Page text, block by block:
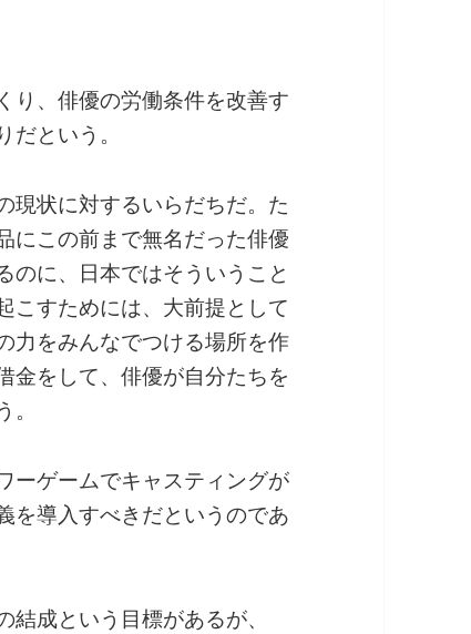
り、俳優の労働条件を改善す
という。
現状に対するいらだちだ。た
にこの前まで無名だった俳優
のに、日本ではそういうこと
こすためには、大前提として
力をみんなでつける場所を作
金をして、俳優が自分たちを
ーゲームでキャスティングが
を導入すべきだというのであ
成という目標があるが、